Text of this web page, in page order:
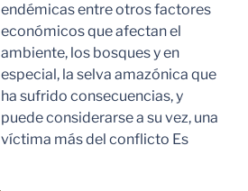
endémicas entre otros factores
económicos que afectan el
ambiente, los bosques y en
especial, la selva amazónica que
ha sufrido consecuencias, y
puede considerarse a su vez, una
víctima más del conflicto Es